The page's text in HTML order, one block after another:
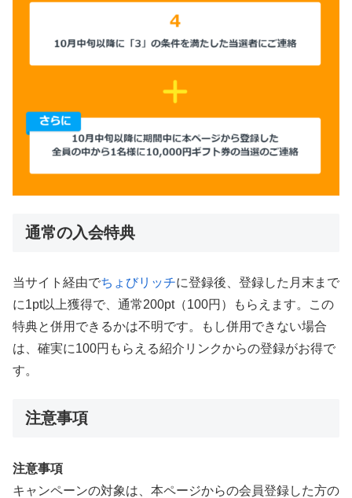
通常の入会特典
当サイト経由でちょびリッチに登録後、登録した月末まで
に1pt以上獲得で、通常200pt（100円）もらえます。この
特典と併用できるかは不明です。もし併用できない場合
は、確実に100円もらえる紹介リンクからの登録がお得で
す。
注意事項
注意事項
キャンペーンの対象は、本ページからの会員登録した方の